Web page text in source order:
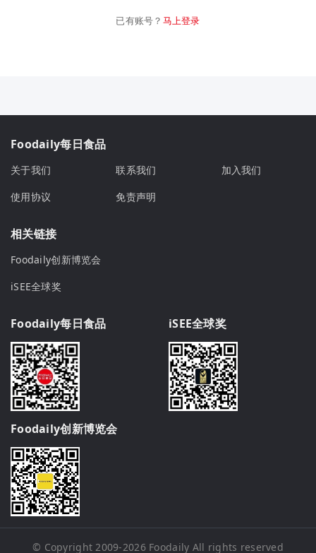
已有账号？ 马上登录
Foodaily每日食品
关于我们 联系我们
加入我们
使用协议
免责声明
相关链接
Foodaily创新博览会
iSEE全球奖
Foodaily每日食品 iSEE全球奖
Foodaily创新博览会
© Copyright 2009-2026 Foodaily All rights reserved